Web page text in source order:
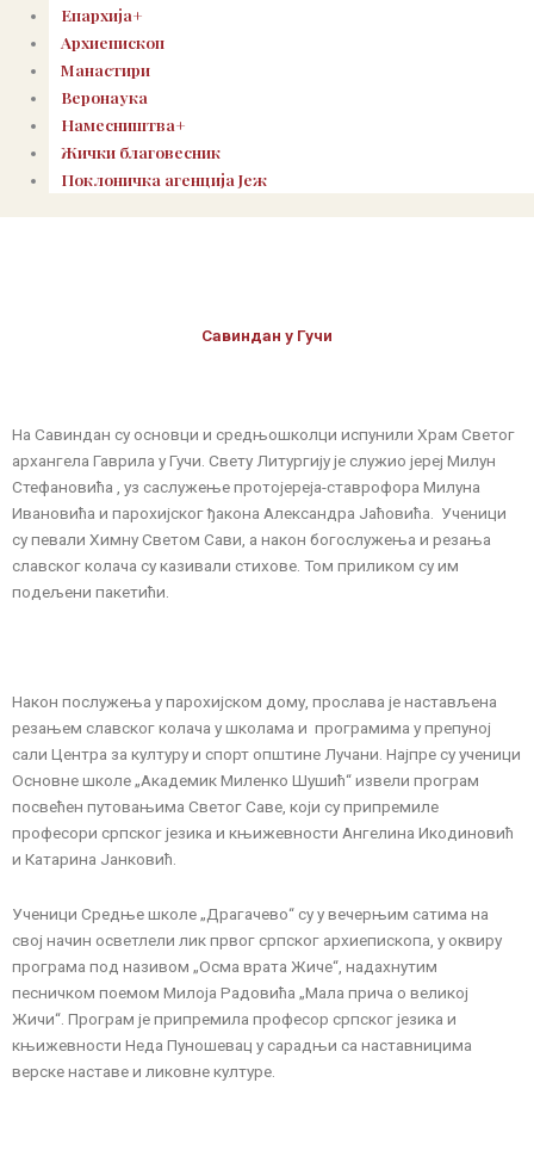
Епархија+
Архиепископ
Манастири
Веронаука
Намесништва+
Жички благовесник
Поклоничка агенција Јеж
Савиндан у Гучи
На Савиндан су основци и средњошколци испунили Храм Светог
архангела Гаврила у Гучи. Свету Литургију је служио јереј Милун
Стефановића , уз саслужење протојереја-ставрофора Милуна
Ивановића и парохијског ђакона Александра Јаћовића. Ученици
су певали Химну Светом Сави, а након богослужења и резања
славског колача су казивали стихове. Том приликом су им
подељени пакетићи.
Након послужења у парохијском дому, прослава је настављена
резањем славског колача у школама и програмима у препуној
сали Центра за културу и спорт општине Лучани. Најпре су ученици
Основне школе „Академик Миленко Шушић“ извели програм
посвећен путовањима Светог Саве, који су припремиле
професори српског језика и књижевности Ангелина Икодиновић
и Катарина Јанковић.
Ученици Средње школе „Драгачево“ су у вечерњим сатима на
свој начин осветлели лик првог српског архиепископа, у оквиру
програма под називом „Осма врата Жиче“, надахнутим
песничком поемом Милоја Радовића „Мала прича о великој
Жичи“. Програм је припремила професор српског језика и
књижевности Неда Пуношевац у сарадњи са наставницима
верске наставе и ликовне културе.